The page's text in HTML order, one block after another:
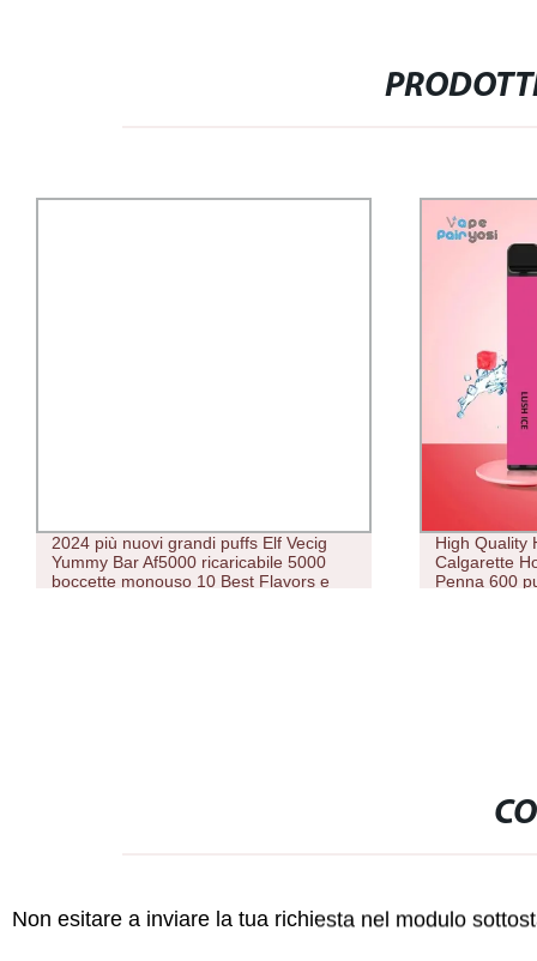
High Quality Hottest Wholesale e
Calgarette Hookah OEM Brand Shishi
Penna 600 puffs Vape Pen monouso 2
2023 miglior
Vapen Cubo
Cigarette
Non esitare a inviare la tua richiesta nel modulo